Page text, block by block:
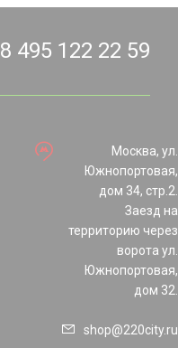
8 495 122 22 59
Москва, ул.
Южнопортовая,
дом 34, стр.2.
Заезд на
территорию через
ворота ул.
Южнопортовая,
дом 32.
shop@220city.ru